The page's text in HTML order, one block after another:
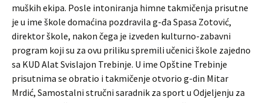
muških ekipa. Posle intoniranja himne takmičenja prisutne
je u ime škole domaćina pozdravila g-đa Spasa Zotović,
direktor škole, nakon čega je izveden kulturno-zabavni
program koji su za ovu priliku spremili učenici škole zajedno
sa KUD Alat Svislajon Trebinje. U ime Opštine Trebinje
prisutnima se obratio i takmičenje otvorio g-din Mitar
Mrdić, Samostalni stručni saradnik za sport u Odjeljenju za